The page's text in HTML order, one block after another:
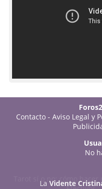
Contacto -Aviso Legal y
No
Tarot sí o no: cómo
La Vidente